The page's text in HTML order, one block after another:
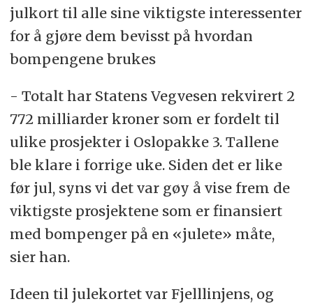
julkort til alle sine viktigste interessenter
for å gjøre dem bevisst på hvordan
bompengene brukes
- Totalt har Statens Vegvesen rekvirert 2
772 milliarder kroner som er fordelt til
ulike prosjekter i Oslopakke 3. Tallene
ble klare i forrige uke. Siden det er like
før jul, syns vi det var gøy å vise frem de
viktigste prosjektene som er finansiert
med bompenger på en «julete» måte,
sier han.
Ideen til julekortet var Fjelllinjens, og